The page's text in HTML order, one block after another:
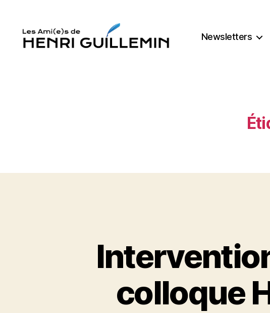
Newsletters
colloque